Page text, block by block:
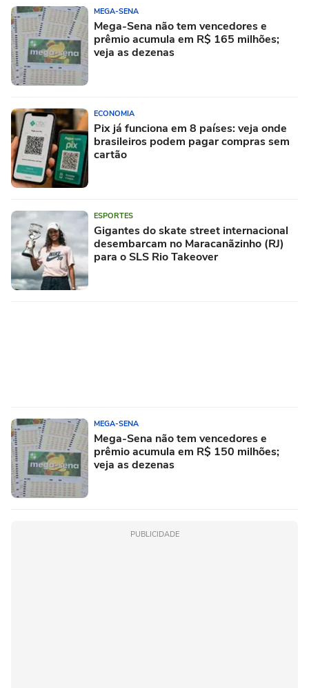
MEGA-SENA
Mega-Sena não tem vencedores e
prêmio acumula em R$ 165 milhões;
veja as dezenas
ECONOMIA
Pix já funciona em 8 países: veja onde
brasileiros podem pagar compras sem
cartão
ESPORTES
Gigantes do skate street internacional
desembarcam no Maracanãzinho (RJ)
para o SLS Rio Takeover
MEGA-SENA
Mega-Sena não tem vencedores e
prêmio acumula em R$ 150 milhões;
veja as dezenas
PUBLICIDADE